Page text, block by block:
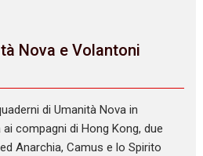
Nova e Volantoni
di Umanità Nova in
compagni di Hong Kong, due
Anarchia, Camus e lo Spirito